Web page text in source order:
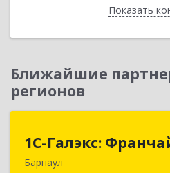
ПоказатьНазад
Ближайшие
регионов
1С-Галэкс:
Барнаул
1С-
656015, Алтайский край,